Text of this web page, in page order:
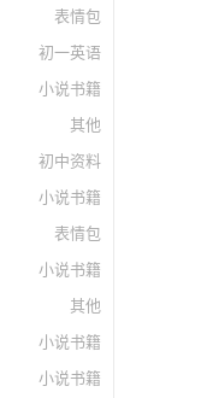
表情包
初一英语
小说书籍
其他
初中资料
小说书籍
表情包
小说书籍
其他
小说书籍
小说书籍